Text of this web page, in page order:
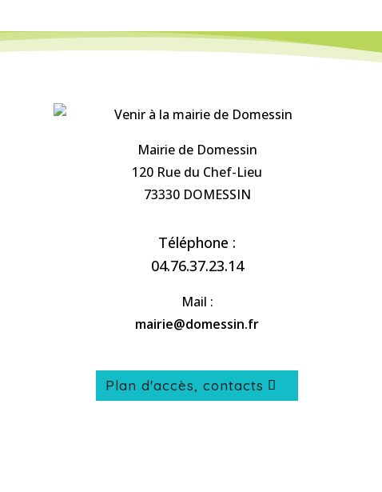
Mairie de Domessin
120 Rue du Chef-Lieu
73330 DOMESSIN
Téléphone :
04.76.37.23.14
Mail :
mairie@domessin.fr
Plan d'accès, contacts